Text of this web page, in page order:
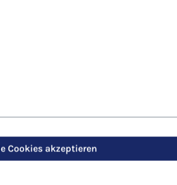
Geburt Christi"
Cookies akzeptieren